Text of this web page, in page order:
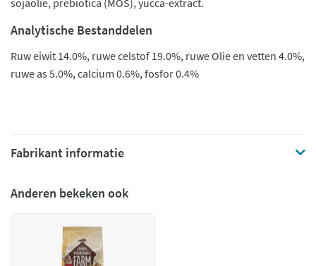
sojaolie, prebiotica (MOS), yucca-extract.
Analytische Bestanddelen
Ruw eiwit 14.0%, ruwe celstof 19.0%, ruwe Olie en vetten 4.0%,
ruwe as 5.0%, calcium 0.6%, fosfor 0.4%
Fabrikant informatie
Anderen bekeken ook